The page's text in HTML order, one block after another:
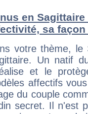
en
sa
votre thème, le
Un natif
et le
affectifs
du couple
secret. Il n'est